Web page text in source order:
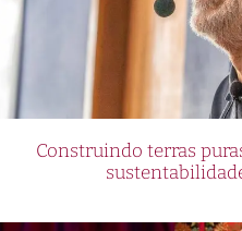
Construindo terras